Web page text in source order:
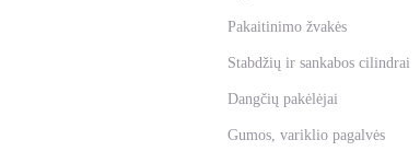
Pakaitinimo žvakės
Stabdžių ir sankabos cilindrai
Dangčių pakėlėjai
Gumos, variklio pagalvės